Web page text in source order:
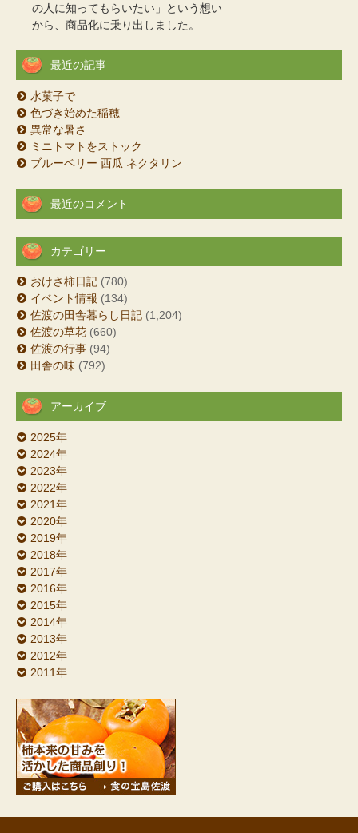
の人に知ってもらいたい」という想い
から、商品化に乗り出しました。
最近の記事
水菓子で
色づき始めた稲穂
異常な暑さ
ミニトマトをストック
ブルーベリー 西瓜 ネクタリン
最近のコメント
カテゴリー
おけさ柿日記 (780)
イベント情報 (134)
佐渡の田舎暮らし日記 (1,204)
佐渡の草花 (660)
佐渡の行事 (94)
田舎の味 (792)
アーカイブ
2025年
2024年
2023年
2022年
2021年
2020年
2019年
2018年
2017年
2016年
2015年
2014年
2013年
2012年
2011年